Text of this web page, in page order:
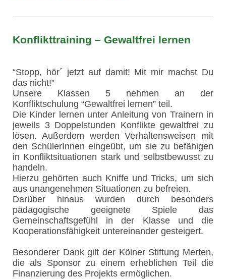
Konflikttraining – Gewaltfrei lernen
“Stopp, hör´ jetzt auf damit! Mit mir machst Du
das nicht!”
Unsere Klassen 5 nehmen an der
Konfliktschulung “Gewaltfrei lernen” teil.
Die Kinder lernen unter Anleitung von Trainern in
jeweils 3 Doppelstunden Konflikte gewaltfrei zu
lösen. Außerdem werden Verhaltensweisen mit
den SchülerInnen eingeübt, um sie zu befähigen
in Konfliktsituationen stark und selbstbewusst zu
handeln.
Hierzu gehörten auch Kniffe und Tricks, um sich
aus unangenehmen Situationen zu befreien.
Darüber hinaus wurden durch besonders
pädagogische geeignete Spiele das
Gemeinschaftsgefühl in der Klasse und die
Kooperationsfähigkeit untereinander gesteigert.
Besonderer Dank gilt der Kölner Stiftung Merten,
die als Sponsor zu einem erheblichen Teil die
Finanzierung des Projekts ermöglichen.